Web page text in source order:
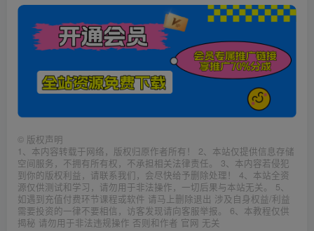
© 版权声明
1、本内容转载于网络，版权归原作者所有！ 2、本站仅提供信息存储
空间服务，不拥有所有权，不承担相关法律责任。 3、本内容若侵犯
到你的版权利益，请联系我们，会尽快给予删除处理！ 4、本站全资
源仅供测试和学习，请勿用于非法操作，一切后果与本站无关。 5、
如遇到充值付费环节课程或软件 请马上删除退出 涉及自身权益/利益
需要投资的一律不要相信，访客发现请向客服举报。 6、本教程仅供
揭秘 请勿用于非法违规操作 否则和作者 官网 无关